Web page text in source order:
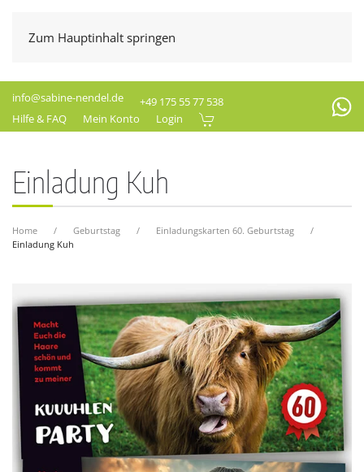
Zum Hauptinhalt springen
info@sabine-nendel.de
+49 175 55 77 538
Hilfe & FAQ
Mein Konto Login
Einladung Kuh
Home Geburtstag
Einladungskarten 60. Geburtstag
Einladung Kuh